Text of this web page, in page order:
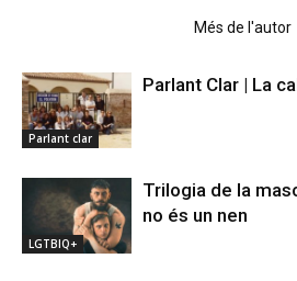
Més de l'autor
Parlant clar
Parlant Clar | La
LGTBIQ+
Trilogia de la
no és un nen